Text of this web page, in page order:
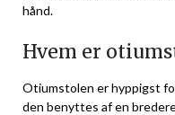
hånd.
Hvem er
Otiumstolen er hyppigst
den benyttes af en